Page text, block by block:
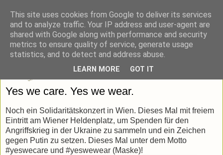
blick-punkt[e..]
Momentaufnahmen von unterwegs & daheim.
Yes we care. Yes we wear.
Noch ein Solidaritätskonzert in Wien. Dieses Mal mit freiem
Eintritt am Wiener Heldenplatz, um Spenden für den
Angriffskrieg in der Ukraine zu sammeln und ein Zeichen
gegen Putin zu setzen. Dieses Mal unter dem Motto
#yeswecare und #yeswewear (Maske)!
This site uses cookies from Google to deliver its services
and to analyze traffic. Your IP address and user-agent are
shared with Google along with performance and security
metrics to ensure quality of service, generate usage
statistics, and to detect and address abuse.
LEARN MORE GOT IT